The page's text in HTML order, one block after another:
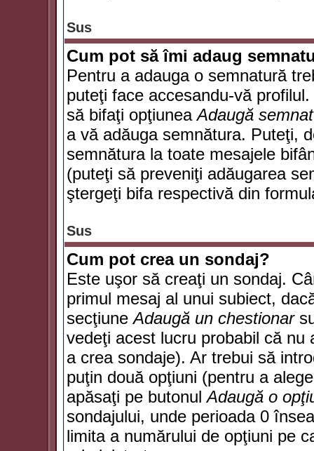
Sus
Cum pot să îmi adaug
Pentru a adauga o semnatură
puteţi face accesandu-vă
să bifaţi opţiuneaAdaugă
a vă adăuga semnătura. Puteţi,
semnătura la toate mesajele
(puteţi să preveniţi adăugarea
ştergeţi bifa respectivă din
Sus
Cum pot crea un sondaj?
Este uşor să creaţi un sondaj.
primul mesaj al unui subiect,
secţiuneAdaugă un chestionar
vedeţi acest lucru probabil că nu
a crea sondaje). Ar trebui să
puţin două opţiuni (pentru a
apăsaţi pe butonulAdaugă o
sondajului, unde perioada 0
limita a numărului de opţiuni pe